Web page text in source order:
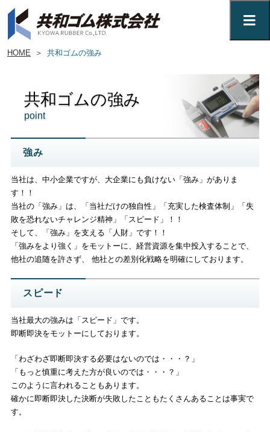
HOME ＞ 共和ゴムの強み
共和ゴムの強み
point
強み
当社は、中小企業ですが、大企業にも負けない「強み」がありま
す！！
当社の「強み」は、
「当社だけの独自性」「充実した検査体制」「失
敗を恐れないチャレンジ精神」「スピード」
！！
そして、「強み」を支える 「人財」 です！！
「強みをより強く」をモットーに、経営資源を集中投入することで、
他社の追随を許さず、 他社との差別化戦略を明確にしております。
スピード
当社最大の強みは「スピード」です。
即断即決をモットーにしております。
「わざわざ即断即決する必要はないのでは・・・？」
「もっと慎重に考えた方が良いのでは・・・？」
このように言われることもあります。
確かに即断即決した決断が失敗したこともたくさんあることは事実で
す。